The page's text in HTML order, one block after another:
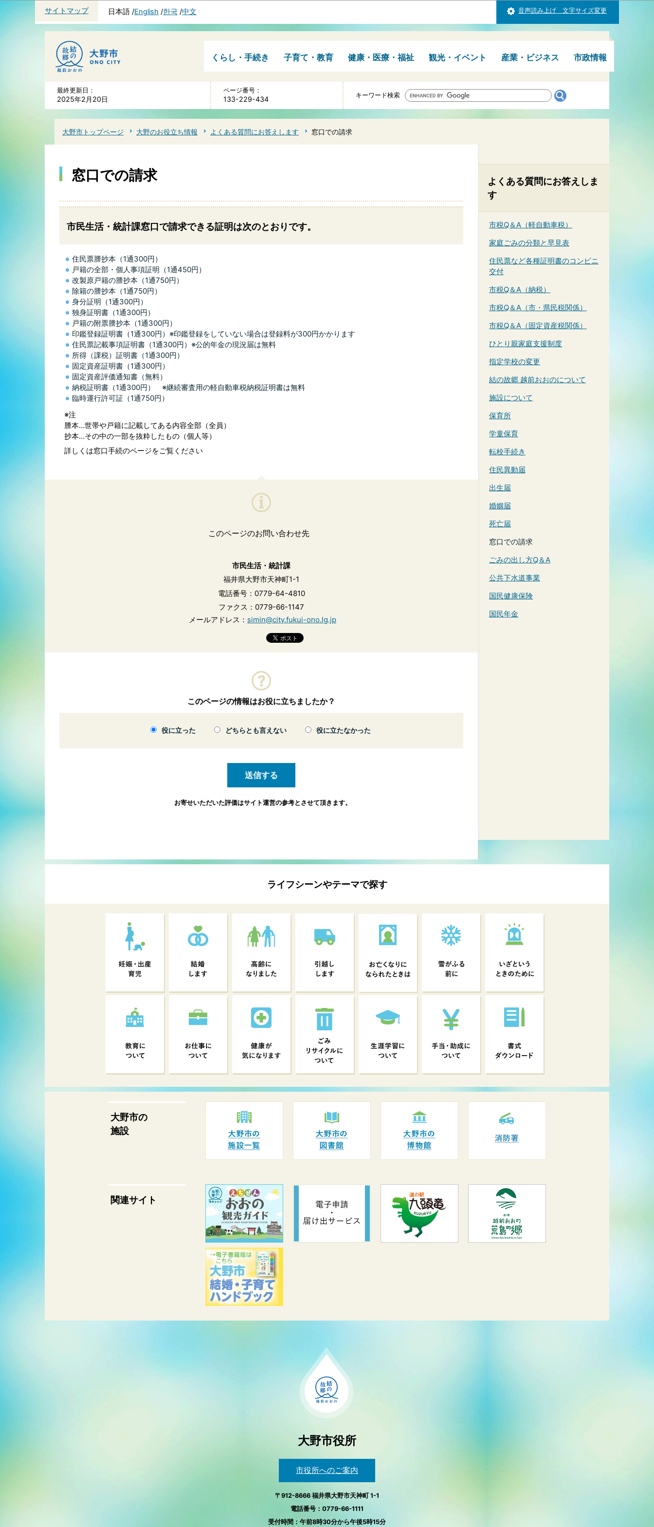
サイトマップ 日本語 English 한국 中文 音声読み上げ 文字サイズ変更
くらし・手続き 子育て・教育 健康・医療・福祉 観光・イベント 産業・ビジネス 市政情報
最終更新日：
2025年2月20日
ページ番号：
133-229-434 キーワード検索
大野市トップページ 大野のお役立ち情報 よくある質問にお答えします 窓口での請求
窓口での請求
市民生活・統計課窓口で請求できる証明は次のとおりです。
住民票謄抄本（1通300円）
戸籍の全部・個人事項証明（1通450円）
改製原戸籍の謄抄本（1通750円）
除籍の謄抄本（1通750円）
身分証明（1通300円）
独身証明書（1通300円）
戸籍の附票謄抄本（1通300円）
印鑑登録証明書（1通300円）※印鑑登録をしていない場合は登録料が300円かかります
住民票記載事項証明書（1通300円）※公的年金の現況届は無料
所得（課税）証明書（1通300円）
固定資産証明書（1通300円）
固定資産評価通知書（無料）
納税証明書（1通300円） ※継続審査用の軽自動車税納税証明書は無料
臨時運行許可証（1通750円）
※注
謄本…世帯や戸籍に記載してある内容全部（全員）
抄本…その中の一部を抜粋したもの（個人等）
詳しくは窓口手続のページをご覧ください
このページのお問い合わせ先
市民生活・統計課
福井県大野市天神町1-1
電話番号：0779-64-4810
ファクス：0779-66-1147
メールアドレス： simin@city.fukui-ono.lg.jp
このページの情報はお役に立ちましたか？
役に立った どちらとも言えない 役に立たなかった
お寄せいただいた評価はサイト運営の参考とさせて頂きます。
よくある質問にお答えしま
す
市税Q＆A（軽自動車税）
家庭ごみの分類と早見表
住民票など各種証明書のコンビニ
交付
市税Q＆A（納税）
市税Q＆A（市・県民税関係）
市税Q＆A（固定資産税関係）
ひとり親家庭支援制度
指定学校の変更
結の故郷 越前おおのについて
施設について
保育所
学童保育
転校手続き
住民異動届
出生届
婚姻届
死亡届
窓口での請求
ごみの出し方Q＆A
公共下水道事業
国民健康保険
国民年金
ライフシーンやテーマで探す
大野市の
施設
関連サイト
大野市役所
市役所へのご案内
〒912-8666 福井県大野市天神町 1-1
電話番号：0779-66-1111
受付時間：午前8時30分から午後5時15分